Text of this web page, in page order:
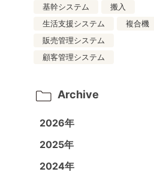
基幹システム
搬入
生活支援システム
複合機
販売管理システム
顧客管理システム
Archive
2026年
2025年
2024年